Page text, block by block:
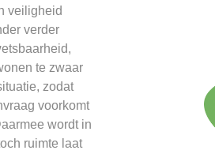
veiligheid
verder
te zwaar
zodat
voorkomt
wordt in
ruimte laat